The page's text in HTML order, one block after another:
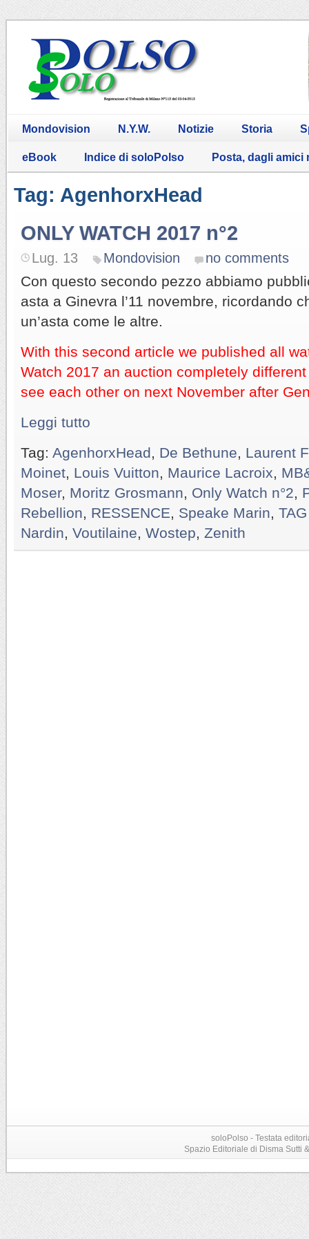
Mondovision N.Y.W. Notizie Storia
eBook Indice di soloPolso Posta, dagli amici
Tag: AgenhorxHead
ONLY WATCH 2017 n°2
Lug. 13 Mondovision no comments
Con questo secondo pezzo abbiamo
asta a Ginevra l’11 novembre, ricordando
un’asta come le altre.
With this second article we published all
Watch 2017 an auction completely
see each other on next November after
Leggi tutto
Tag: AgenhorxHead De Bethune
Laurent
Moinet Louis Vuitton Maurice Lacroix
Moser, Moritz Grosmann Only Watch n°2
Rebellion
RESSENCE Speake Marin
Nardin Voutilaine Wostep Zenith
soloPolso - Testata
Spazio Editoriale di Disma Sutti